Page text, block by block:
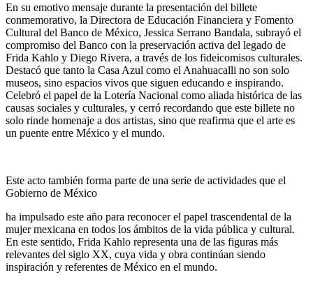
En su emotivo mensaje durante la presentación del billete
conmemorativo, la Directora de Educación Financiera y Fomento
Cultural del Banco de México, Jessica Serrano Bandala, subrayó el
compromiso del Banco con la preservación activa del legado de
Frida Kahlo y Diego Rivera, a través de los fideicomisos culturales.
Destacó que tanto la Casa Azul como el Anahuacalli no son solo
museos, sino espacios vivos que siguen educando e inspirando.
Celebró el papel de la Lotería Nacional como aliada histórica de las
causas sociales y culturales, y cerró recordando que este billete no
solo rinde homenaje a dos artistas, sino que reafirma que el arte es
un puente entre México y el mundo.
Este acto también forma parte de una serie de actividades que el
Gobierno de México
ha impulsado este año para reconocer el papel trascendental de la
mujer mexicana en todos los ámbitos de la vida pública y cultural.
En este sentido, Frida Kahlo representa una de las figuras más
relevantes del siglo XX, cuya vida y obra continúan siendo
inspiración y referentes de México en el mundo.